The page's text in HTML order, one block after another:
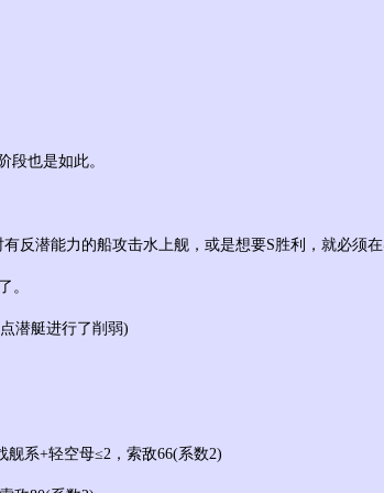
段也是如此。
反潜能力的船攻击水上舰，或是想要S胜利，就必须在
。
潜艇进行了削弱)
系+轻空母≤2，索敌66(系数2)